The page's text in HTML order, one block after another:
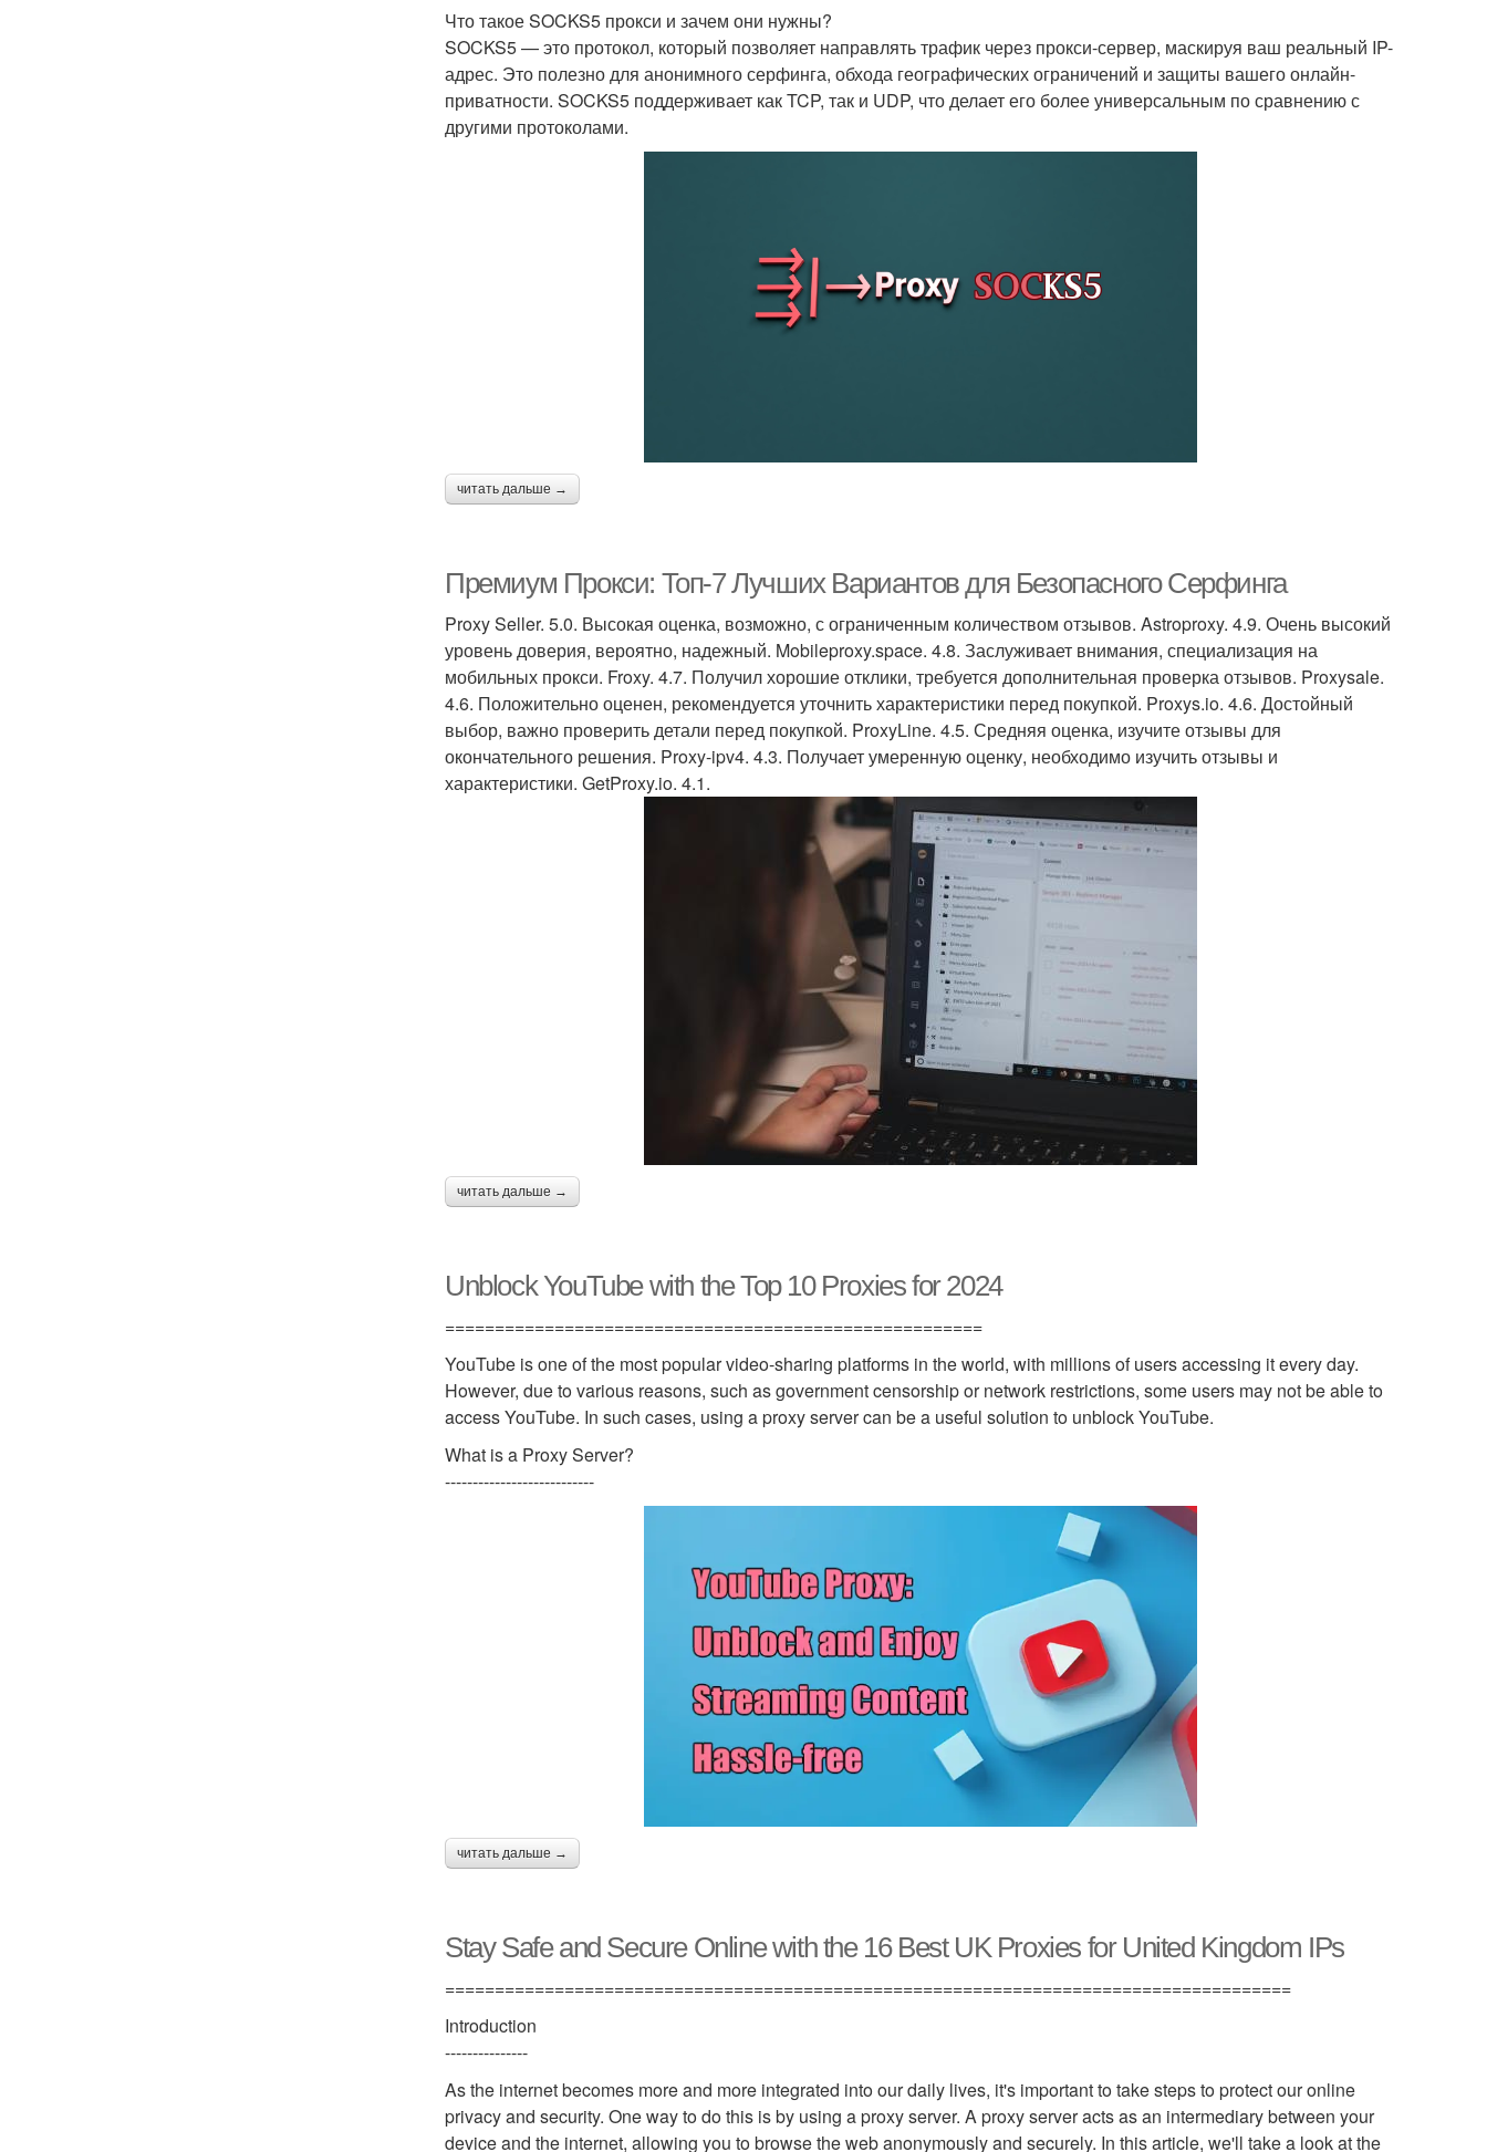
Что такое SOCKS5 прокси и зачем они нужны?
SOCKS5 — это протокол, который позволяет направлять трафик через прокси-сервер, маскируя ваш реальный IP-
адрес. Это полезно для анонимного серфинга, обхода географических ограничений и защиты вашего онлайн-
приватности. SOCKS5 поддерживает как TCP, так и UDP, что делает его более универсальным по сравнению с
другими протоколами.
читать дальше →
Премиум Прокси: Топ-7 Лучших Вариантов для Безопасного Серфинга
Proxy Seller. 5.0. Высокая оценка, возможно, с ограниченным количеством отзывов. Astroproxy. 4.9. Очень высокий
уровень доверия, вероятно, надежный. Mobileproxy.space. 4.8. Заслуживает внимания, специализация на
мобильных прокси. Froxy. 4.7. Получил хорошие отклики, требуется дополнительная проверка отзывов. Proxysale.
4.6. Положительно оценен, рекомендуется уточнить характеристики перед покупкой. Proxys.io. 4.6. Достойный
выбор, важно проверить детали перед покупкой. ProxyLine. 4.5. Средняя оценка, изучите отзывы для
окончательного решения. Proxy-ipv4. 4.3. Получает умеренную оценку, необходимо изучить отзывы и
характеристики. GetProxy.io. 4.1.
читать дальше →
Unblock YouTube with the Top 10 Proxies for 2024
======================================================
YouTube is one of the most popular video-sharing platforms in the world, with millions of users accessing it every day.
However, due to various reasons, such as government censorship or network restrictions, some users may not be able to
access YouTube. In such cases, using a proxy server can be a useful solution to unblock YouTube.
What is a Proxy Server?
---------------------------
читать дальше →
Stay Safe and Secure Online with the 16 Best UK Proxies for United Kingdom IPs
=====================================================================================
Introduction
---------------
As the internet becomes more and more integrated into our daily lives, it's important to take steps to protect our online
privacy and security. One way to do this is by using a proxy server. A proxy server acts as an intermediary between your
device and the internet, allowing you to browse the web anonymously and securely. In this article, we'll take a look at the